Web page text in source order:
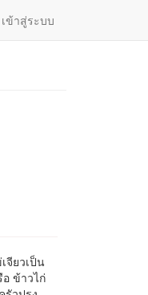
เข้าสู่ระบบ
จียวเป็น
ข้าวไก่